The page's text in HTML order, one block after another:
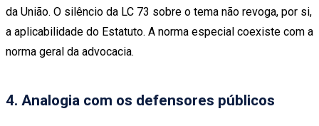
da União. O silêncio da LC 73 sobre o tema não revoga, por si,
a aplicabilidade do Estatuto. A norma especial coexiste com a
norma geral da advocacia.
4. Analogia com os defensores públicos